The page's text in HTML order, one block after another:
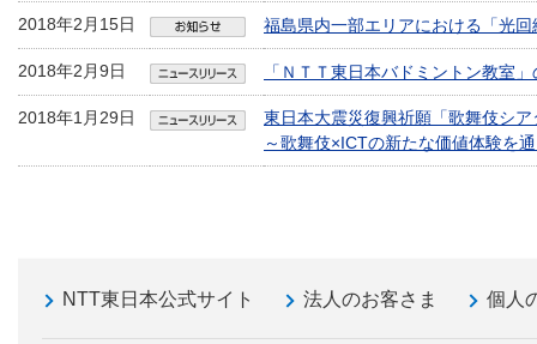
2018年2月15日 福島県内一部エリアにおける「光
2018年2月9日 「ＮＴＴ東日本バドミントン教室
2018年1月29日
東日本大震災復興祈願「歌舞伎シ
～歌舞伎×ICTの新たな価値体験を
NTT東日本公式サイト 法人のお客さま 個人